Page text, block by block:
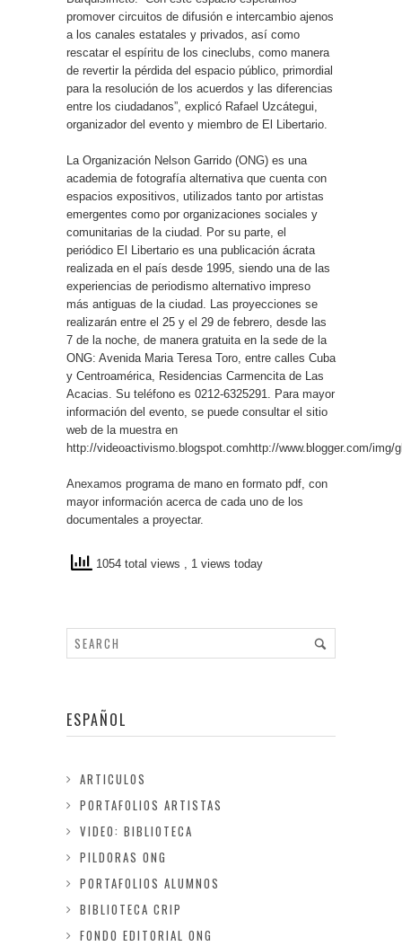
promover circuitos de difusión e intercambio ajenos
a los canales estatales y privados, así como
rescatar el espíritu de los cineclubs, como manera
de revertir la pérdida del espacio público, primordial
para la resolución de los acuerdos y las diferencias
entre los ciudadanos”, explicó Rafael Uzcátegui,
organizador del evento y miembro de El Libertario.
La Organización Nelson Garrido (ONG) es una
academia de fotografía alternativa que cuenta con
espacios expositivos, utilizados tanto por artistas
emergentes como por organizaciones sociales y
comunitarias de la ciudad. Por su parte, el
periódico El Libertario es una publicación ácrata
realizada en el país desde 1995, siendo una de las
experiencias de periodismo alternativo impreso
más antiguas de la ciudad. Las proyecciones se
realizarán entre el 25 y el 29 de febrero, desde las
7 de la noche, de manera gratuita en la sede de la
ONG: Avenida Maria Teresa Toro, entre calles Cuba
y Centroamérica, Residencias Carmencita de Las
Acacias. Su teléfono es 0212-6325291. Para mayor
información del evento, se puede consultar el sitio
web de la muestra en
http://videoactivismo.blogspot.comhttp://www.blogger.com/img/
Anexamos programa de mano en formato pdf, con
mayor información acerca de cada uno de los
documentales a proyectar.
1054 total views , 1 views today
ESPAÑOL
ARTICULOS
PORTAFOLIOS ARTISTAS
VIDEO: BIBLIOTECA
PILDORAS ONG
PORTAFOLIOS ALUMNOS
BIBLIOTECA CRIP
FONDO EDITORIAL ONG